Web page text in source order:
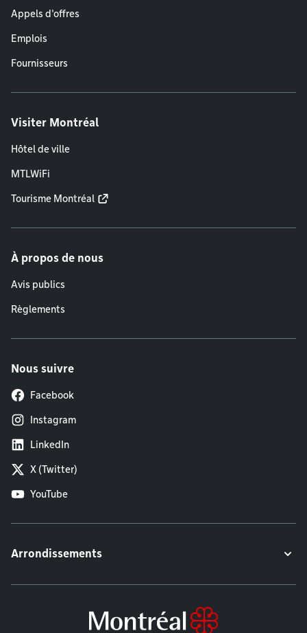
Appels d'offres
Emplois
Fournisseurs
Visiter Montréal
Hôtel de ville
MTLWiFi
Tourisme Montréal
À propos de nous
Avis publics
Règlements
Nous suivre
Facebook
Instagram
LinkedIn
X (Twitter)
YouTube
Arrondissements